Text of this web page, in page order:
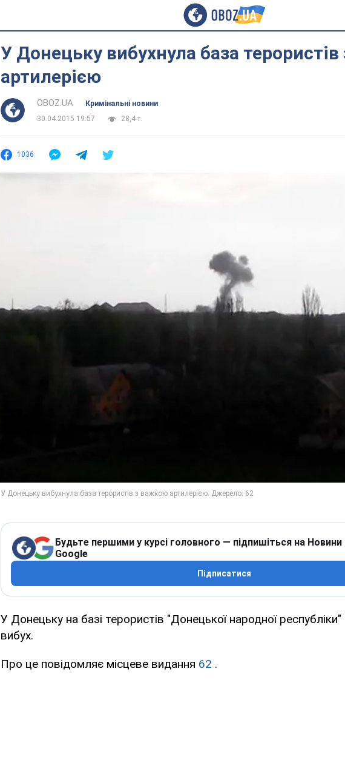
У Донецьку вибухнула база
артилерією
OBOZ.UA
Кримінальні новини
30.04.2015 19:57
28,4 т.
1036
Будьте першими у курсі головного — підпишіться на Новини
Google
Підписатися
У Донецьку на базі терористів "Донецької народної
вибух.
Про це повідомляє місцеве видання 62 .